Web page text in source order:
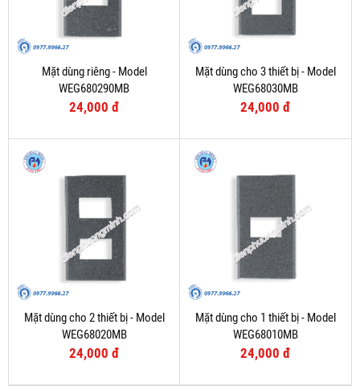
Mặt dùng riêng - Model
WEG680290MB
24,000 đ
Mặt dùng cho 3 thiết bị - Model
WEG68030MB
24,000 đ
Mặt dùng cho 2 thiết bị - Model
WEG68020MB
24,000 đ
Mặt dùng cho 1 thiết bị - Model
WEG68010MB
24,000 đ